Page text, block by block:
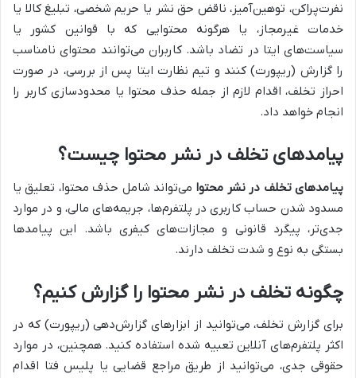
نفرت‌پراکن، توهین‌آمیز، ناقض حق نشر یا حریم شخصی، تبلیغ کالا یا
خدمات غیرمجاز، یا هرگونه محتوایی که با قوانین کشور یا
سیاست‌های ایتا در تضاد باشد. کاربران می‌توانند محتوای نامناسب
را گزارش (ریپورت) کنند و تیم نظارت ایتا پس از بررسی، در صورت
احراز تخلف، اقدام لازم از جمله حذف محتوا یا محدودسازی کاربر را
انجام خواهد داد.
پیامدهای تخلف در نشر محتوا چیست؟
پیامدهای تخلف در نشر محتوا می‌تواند شامل حذف محتوا، تعلیق یا
مسدود شدن حساب کاربری در پلتفرم‌ها، جریمه‌های مالی، و در موارد
جدی‌تر، پیگرد قانونی و مجازات‌های کیفری باشد. این پیامدها
بستگی به نوع و شدت تخلف دارند.
چگونه تخلف در نشر محتوا را گزارش کنیم؟
برای گزارش تخلف، می‌توانید از ابزارهای گزارش‌دهی (ریپورت) که در
اکثر پلتفرم‌های آنلاین تعبیه شده استفاده کنید. همچنین، در موارد
حقوقی جدی، می‌توانید از طریق مراجع قضایی یا پلیس فتا اقدام